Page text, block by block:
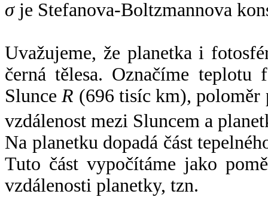
σje Stefanova-Boltzmannova
Uvažujeme, že planetka i
černá tělesa. Označíme
SlunceR (696 tisíc km),
vzdálenost mezi Sluncem a
Na planetku dopadá část
Tuto část vypočítáme jako
vzdálenosti planetky, tzn.